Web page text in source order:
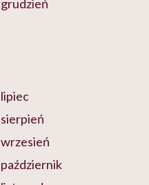
grudzień
lipiec
sierpień
wrzesień
październik